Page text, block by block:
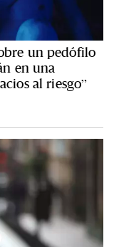
un pedófilo
en una
al riesgo”